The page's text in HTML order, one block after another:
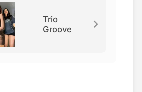
Trio
Groove